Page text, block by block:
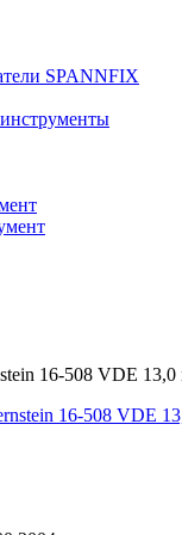
SPANNFIX
16-508 VDE